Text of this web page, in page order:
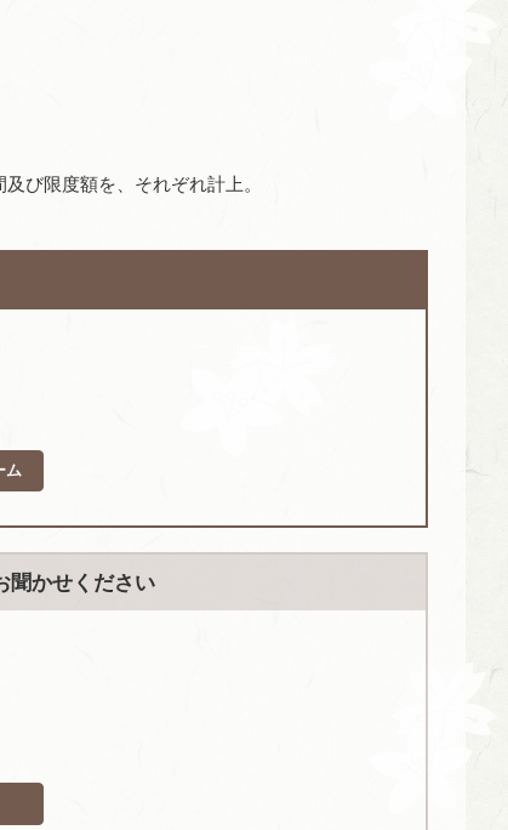
び限度額を、それぞれ計上。
ム
聞かせください